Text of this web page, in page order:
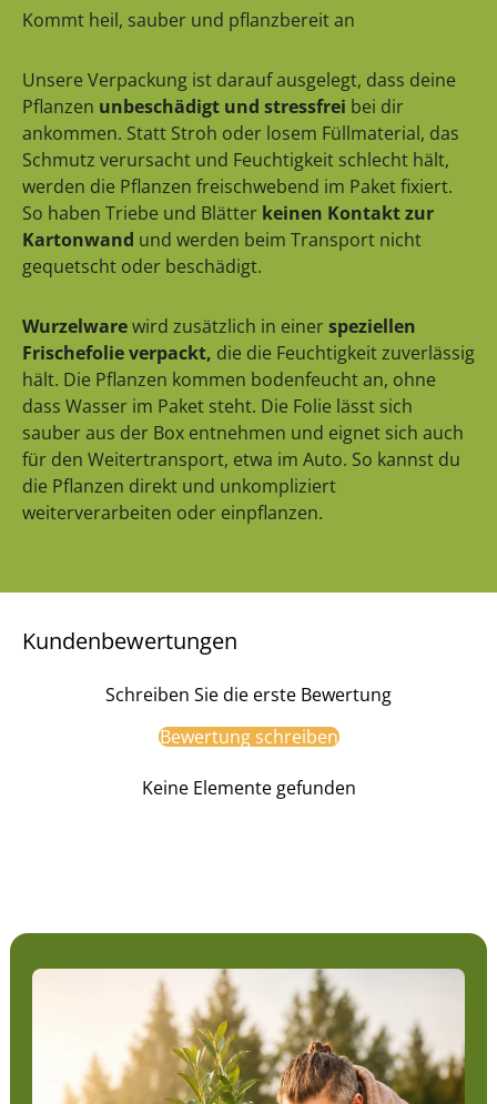
Kommt heil, sauber und pflanzbereit an
Unsere Verpackung ist darauf ausgelegt, dass deine
Pflanzen unbeschädigt und stressfrei bei dir
ankommen. Statt Stroh oder losem Füllmaterial, das
Schmutz verursacht und Feuchtigkeit schlecht hält,
werden die Pflanzen freischwebend im Paket fixiert.
So haben Triebe und Blätter keinen Kontakt zur
Kartonwand und werden beim Transport nicht
gequetscht oder beschädigt.
Wurzelwarewird zusätzlich in einerspeziellen
Frischefolie verpackt, die die Feuchtigkeit zuverlässig
hält. Die Pflanzen kommen bodenfeucht an, ohne
dass Wasser im Paket steht. Die Folie lässt sich
sauber aus der Box entnehmen und eignet sich auch
für den Weitertransport, etwa im Auto. So kannst du
die Pflanzen direkt und unkompliziert
weiterverarbeiten oder einpflanzen.
Kundenbewertungen
Schreiben Sie die erste Bewertung
Bewertung schreiben
Keine Elemente gefunden